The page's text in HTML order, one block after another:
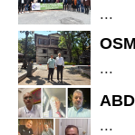
...
...
...